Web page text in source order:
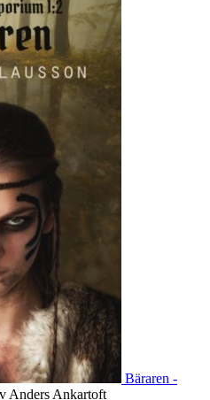
Bäraren -
Anders Ankartoft